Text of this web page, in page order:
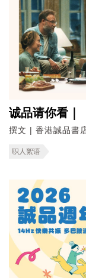
诚品请你看｜
撰文 | 香港誠品書
职人絮语